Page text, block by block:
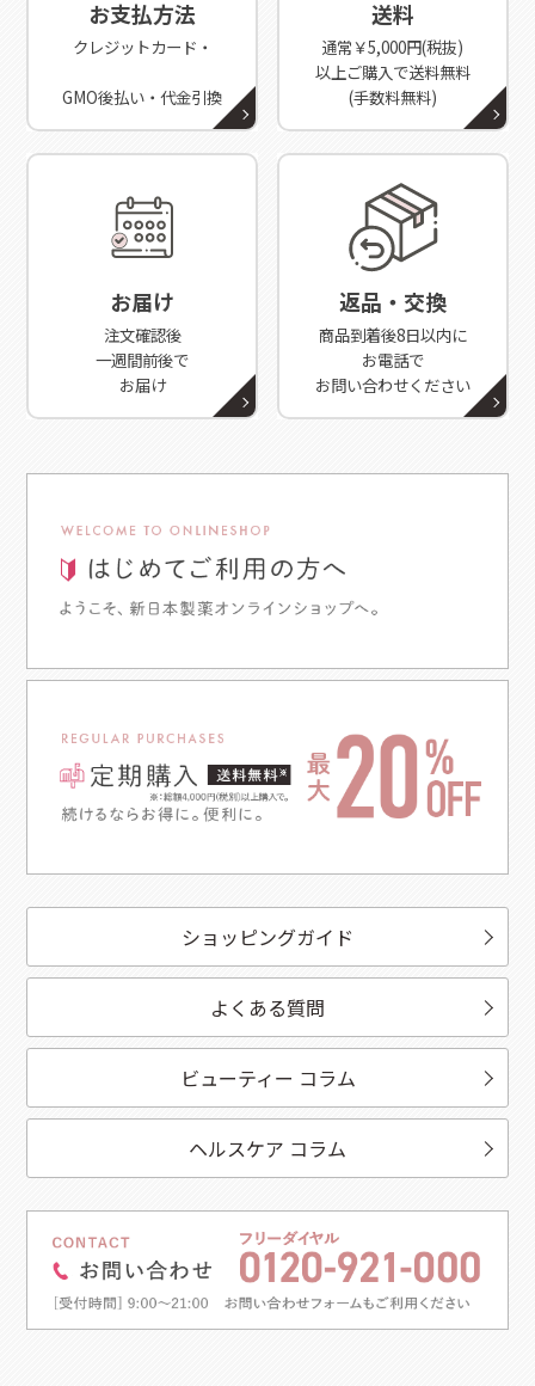
お支払方法
クレジットカード・
GMO後払い・代金引換
送料
通常￥5,000円(税抜)
以上ご購入で送料無料
(手数料無料)
お届け
注文確認後
一週間前後で
お届け
返品・交換
商品到着後8日以内に
お電話で
お問い合わせください
ショッピングガイド
よくある質問
ビューティー コラム
ヘルスケア コラム